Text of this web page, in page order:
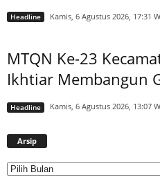
Headline Kamis, 6 Agustus 2026, 17:31
MTQN Ke-23
Ikhtiar Membangun
Headline Kamis, 6 Agustus 2026, 13:07
Arsip